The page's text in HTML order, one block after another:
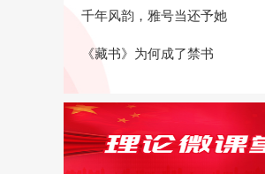
千年风韵，雅号当还予她
《藏书》为何成了禁书